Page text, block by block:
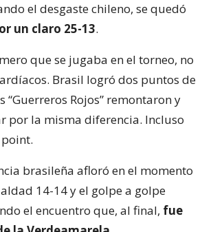
el desgaste chileno, se quedó
un claro 25-13.
que se jugaba en el torneo, no
Brasil logró dos puntos de
“Guerreros Rojos” remontaron y
por la misma diferencia. Incluso
brasileña afloró en el momento
14-14 y el golpe a golpe
el encuentro que, al final, fue